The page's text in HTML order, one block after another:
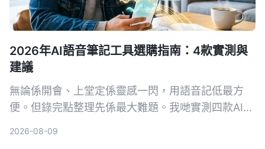
2026年AI語音筆記工具選購指南：4款實測與
建議
無論係開會、上堂定係靈感一閃，用語音記低最方
便。但錄完點整理先係最大難題。我哋實測四款AI語
2026-08-09